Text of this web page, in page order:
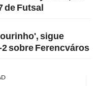
de Futsal
sigue
sobre Ferencváros